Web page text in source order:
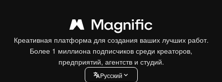
Креативная платформа для создания ваших лучших работ.
Более 1 миллиона подписчиков среди креаторов,
предприятий, агентств и студий.
Pусский